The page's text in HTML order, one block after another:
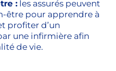
:les assurés peuvent
être pour apprendre à
profiter d’un
une infirmière afin
de vie.